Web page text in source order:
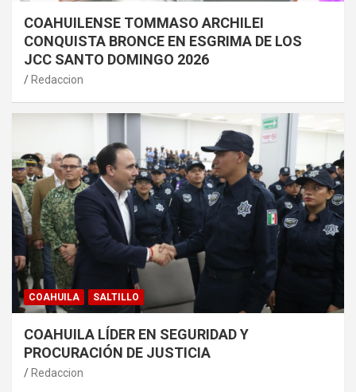
COAHUILENSE TOMMASO ARCHILEI
CONQUISTA BRONCE EN ESGRIMA DE LOS
JCC SANTO DOMINGO 2026
Redaccion
COAHUILA SALTILLO
COAHUILA LÍDER EN SEGURIDAD Y
PROCURACIÓN DE JUSTICIA
Redaccion